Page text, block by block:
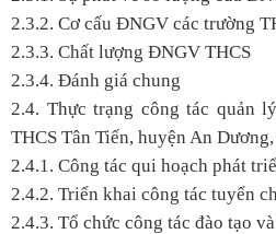
2.3.2. Cơ cấu ĐNGV các trường
2.3.3. Chất lượng ĐNGV THCS
2.3.4. Đánh giá chung
2.4. Thực trạng công tác quản
THCS Tân Tiến, huyện An
2.4.1. Công tác qui hoạch phát
2.4.2. Triển khai công tác tuyển
2.4.3. Tổ chức công tác đào tạo